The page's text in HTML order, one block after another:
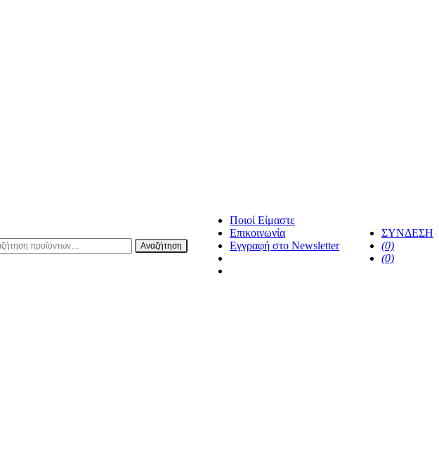
Αναζήτηση
Ποιοί Είμαστε
Επικοινωνία
Εγγραφή στο Newsletter
ΣΥΝΔΕΣΗ
(0)
(0)